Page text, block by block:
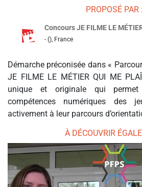
PROPOSÉ PAR :
Concours JE FILME LE
- (), France
Démarche préconisée dans «
JE FILME LE MÉTIER QUI ME
unique et originale qui
compétences numériques des
activement à leur parcours
À DÉCOUVRIR